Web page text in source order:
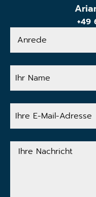
+49
Anrede
Ihr
Name
Ihre
E-
Adresse
Ihre
Nachricht